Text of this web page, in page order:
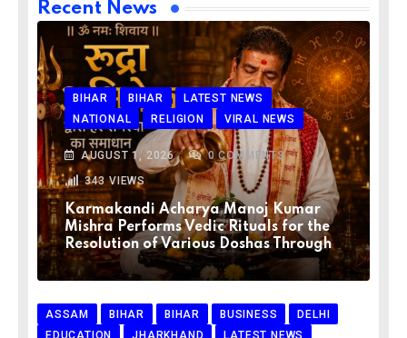
Recent News
BIHAR BIHAR
LATEST NEWS
NATIONAL
RELIGION VIRAL NEWS
AUGUST 1, 2026 0COMMENTS
343VIEWS
Karmakandi Acharya Manoj Kumar
Mishra Performs Vedic Rituals for the
Resolution of Various Doshas Through
ASSAM BIHAR BIHAR BUSINESS
DELHI
EDUCATION
JHARKHAND
LATEST NEWS